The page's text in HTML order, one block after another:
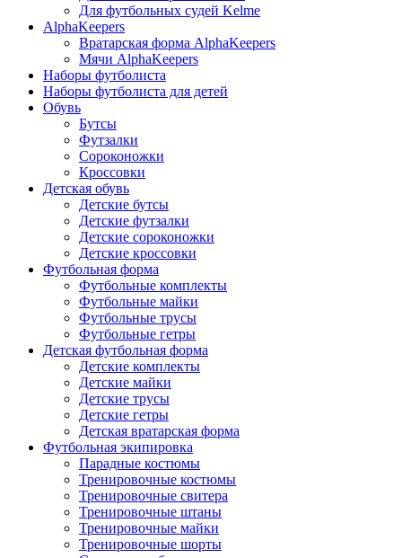
Для футбольных судей Kelme
AlphaKeepers
Вратарская форма AlphaKeepers
Мячи AlphaKeepers
Наборы футболиста
Наборы футболиста для детей
Обувь
Бутсы
Футзалки
Сороконожки
Кроссовки
Детская обувь
Детские бутсы
Детские футзалки
Детские сороконожки
Детские кроссовки
Футбольная форма
Футбольные комплекты
Футбольные майки
Футбольные трусы
Футбольные гетры
Детская футбольная форма
Детские комплекты
Детские майки
Детские трусы
Детские гетры
Детская вратарская форма
Футбольная экипировка
Парадные костюмы
Тренировочные костюмы
Тренировочные свитера
Тренировочные штаны
Тренировочные майки
Тренировочные шорты